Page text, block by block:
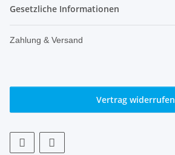
Gesetzliche Informationen
Zahlung & Versand
Vertrag widerrufen